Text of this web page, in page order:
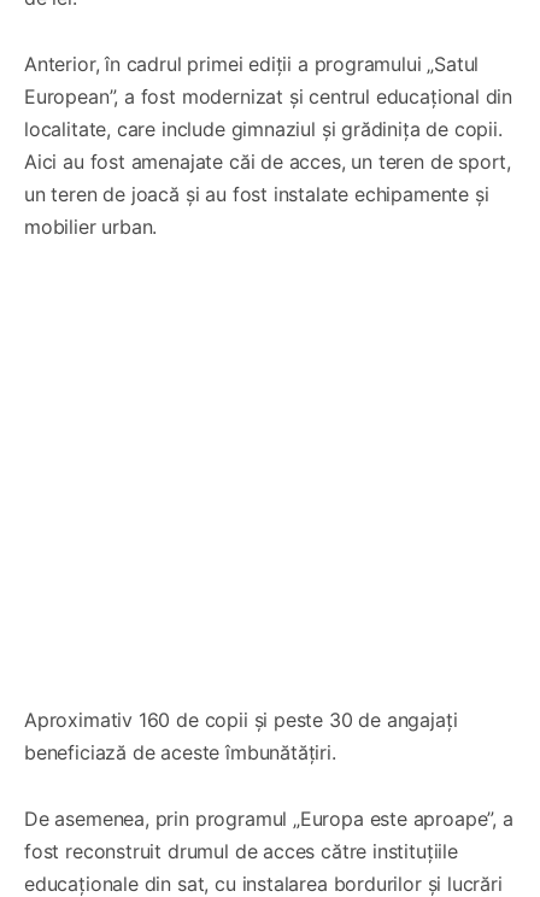
Anterior, în cadrul primei ediții a programului „Satul
European”, a fost modernizat și centrul educațional din
localitate, care include gimnaziul și grădinița de copii.
Aici au fost amenajate căi de acces, un teren de sport,
un teren de joacă și au fost instalate echipamente și
mobilier urban.
Aproximativ 160 de copii și peste 30 de angajați
beneficiază de aceste îmbunătățiri.
De asemenea, prin programul „Europa este aproape”, a
fost reconstruit drumul de acces către instituțiile
educaționale din sat, cu instalarea bordurilor și lucrări